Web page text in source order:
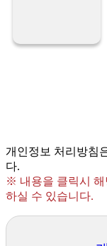
개인정보 처리방침
다.
※ 내용을 클릭시 해
하실 수 있습니다.